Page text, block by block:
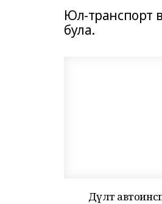
Юл-транспорт
була.
Дәүләт